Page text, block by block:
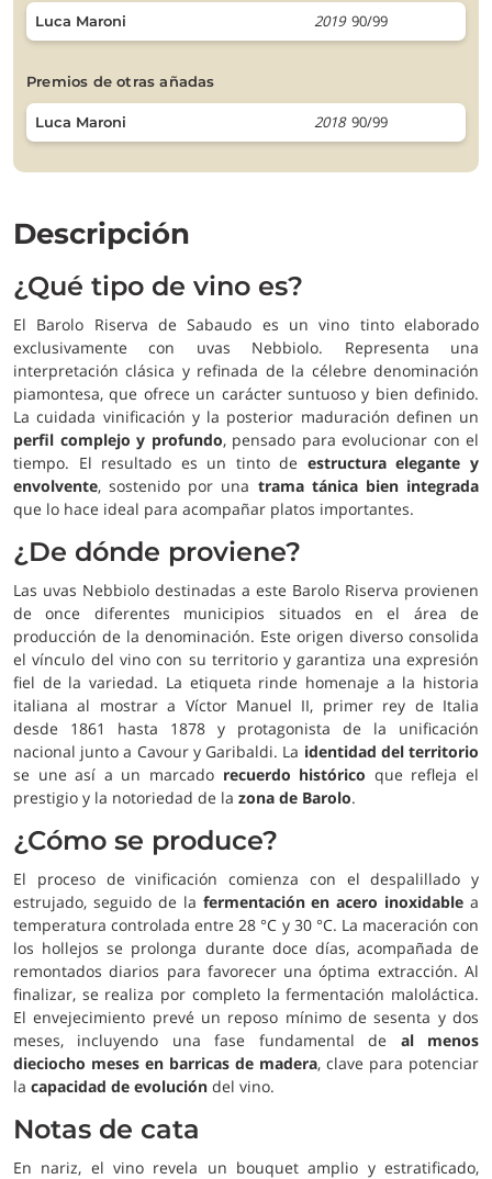
Luca Maroni 2019 90/99
premios de otras añadas
Luca Maroni 2018 90/99
Descripción
¿Qué tipo de vino es?
El Barolo Riserva de Sabaudo es un vino tinto elaborado
exclusivamente con uvas Nebbiolo. Representa una
interpretación clásica y refinada de la célebre denominación
piamontesa, que ofrece un carácter suntuoso y bien definido.
La cuidada vinificación y la posterior maduración definen un
perfil complejo y profundo, pensado para evolucionar con el
tiempo. El resultado es un tinto de estructura elegante y
envolvente, sostenido por una trama tánica bien integrada
que lo hace ideal para acompañar platos importantes.
¿De dónde proviene?
Las uvas Nebbiolo destinadas a este Barolo Riserva provienen
de once diferentes municipios situados en el área de
producción de la denominación. Este origen diverso consolida
el vínculo del vino con su territorio y garantiza una expresión
fiel de la variedad. La etiqueta rinde homenaje a la historia
italiana al mostrar a Víctor Manuel II, primer rey de Italia
desde 1861 hasta 1878 y protagonista de la unificación
nacional junto a Cavour y Garibaldi. La identidad del territorio
se une así a un marcado recuerdo histórico que refleja el
prestigio y la notoriedad de la zona de Barolo.
¿Cómo se produce?
El proceso de vinificación comienza con el despalillado y
estrujado, seguido de la fermentación en acero inoxidable a
temperatura controlada entre 28 °C y 30 °C. La maceración con
los hollejos se prolonga durante doce días, acompañada de
remontados diarios para favorecer una óptima extracción. Al
finalizar, se realiza por completo la fermentación maloláctica.
El envejecimiento prevé un reposo mínimo de sesenta y dos
meses, incluyendo una fase fundamental de al menos
dieciocho meses en barricas de madera, clave para potenciar
la capacidad de evolución del vino.
Notas de cata
En nariz, el vino revela un bouquet amplio y estratificado,